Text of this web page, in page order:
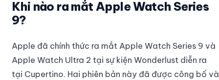
Khi nào ra mắt Apple Watch Series
9?
Apple đã chính thức ra mắt Apple Watch Series 9 và
Apple Watch Ultra 2 tại sự kiện Wonderlust diễn ra
tại Cupertino. Hai phiên bản này đã được công bố và